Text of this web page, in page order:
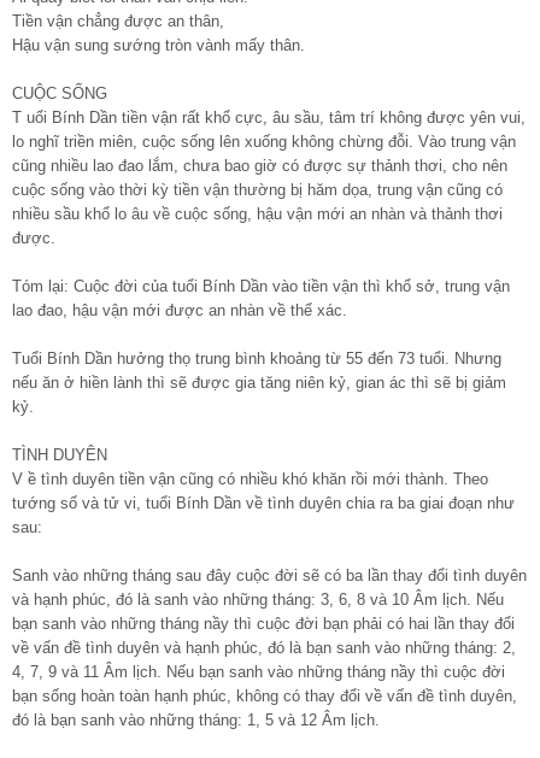
Tiền vận chẳng được an thân,
Hậu vận sung sướng tròn vành mấy thân.
CUỘC SỐNG
T uổi Bính Dần tiền vận rất khổ cực, âu sầu, tâm trí không được yên vui,
lo nghĩ triền miên, cuộc sống lên xuống không chừng đỗi. Vào trung vận
cũng nhiều lao đao lắm, chưa bao giờ có được sự thảnh thơi, cho nên
cuộc sống vào thời kỳ tiền vận thường bị hăm dọa, trung vận cũng có
nhiều sầu khổ lo âu về cuộc sống, hậu vận mới an nhàn và thảnh thơi
được.
Tóm lại: Cuộc đời của tuổi Bính Dần vào tiền vận thì khổ sở, trung vận
lao đao, hậu vận mới được an nhàn về thể xác.
Tuổi Bính Dần hưởng thọ trung bình khoảng từ 55 đến 73 tuổi. Nhưng
nếu ăn ở hiền lành thì sẽ được gia tăng niên kỷ, gian ác thì sẽ bị giảm
kỷ.
TÌNH DUYÊN
V ề tình duyên tiền vận cũng có nhiều khó khăn rồi mới thành. Theo
tướng số và tử vi, tuổi Bính Dần về tình duyên chia ra ba giai đoạn như
sau:
Sanh vào những tháng sau đây cuộc đời sẽ có ba lần thay đổi tình duyên
và hạnh phúc, đó là sanh vào những tháng: 3, 6, 8 và 10 Âm lịch. Nếu
bạn sanh vào những tháng nầy thì cuộc đời bạn phải có hai lần thay đổi
về vấn đề tình duyên và hạnh phúc, đó là bạn sanh vào những tháng: 2,
4, 7, 9 và 11 Âm lịch. Nếu bạn sanh vào những tháng nầy thì cuộc đời
bạn sống hoàn toàn hạnh phúc, không có thay đổi về vấn đề tình duyên,
đó là bạn sanh vào những tháng: 1, 5 và 12 Âm lịch.